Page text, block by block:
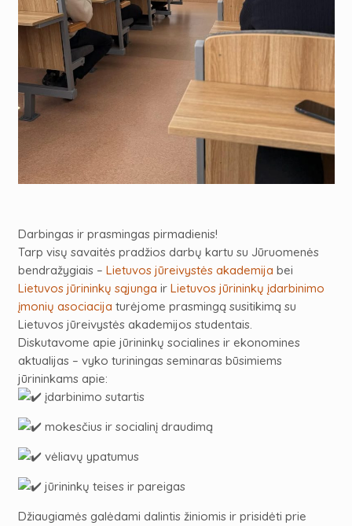
Darbingas ir prasmingas pirmadienis!
Tarp visų savaitės pradžios darbų kartu su Jūruomenės
bendražygiais – Lietuvos jūreivystės akademija bei
Lietuvos jūrininkų sąjunga ir Lietuvos jūrininkų įdarbinimo
įmonių asociacija turėjome prasmingą susitikimą su
Lietuvos jūreivystės akademijos studentais.
Diskutavome apie jūrininkų socialines ir ekonomines
aktualijas – vyko turiningas seminaras būsimiems
jūrininkams apie:
įdarbinimo sutartis
mokesčius ir socialinį draudimą
vėliavų ypatumus
jūrininkų teises ir pareigas
Džiaugiamės galėdami dalintis žiniomis ir prisidėti prie